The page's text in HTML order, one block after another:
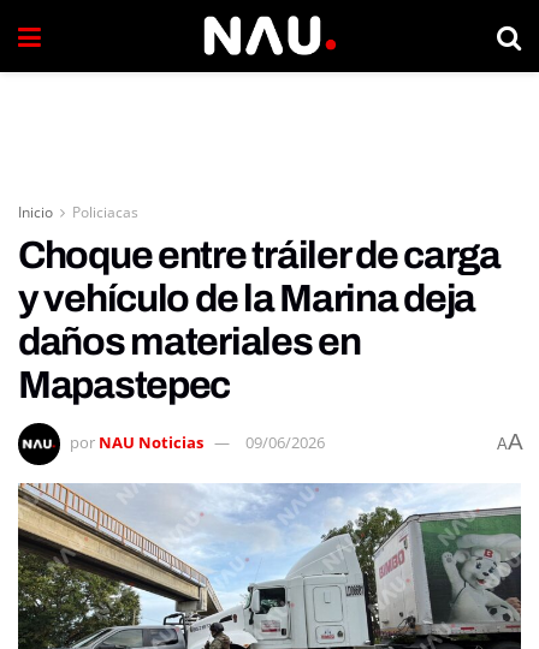
Inicio Policiacas
Choque entre tráiler de carga
y vehículo de la Marina deja
daños materiales en
Mapastepec
por NAU Noticias 09/06/2026 AA